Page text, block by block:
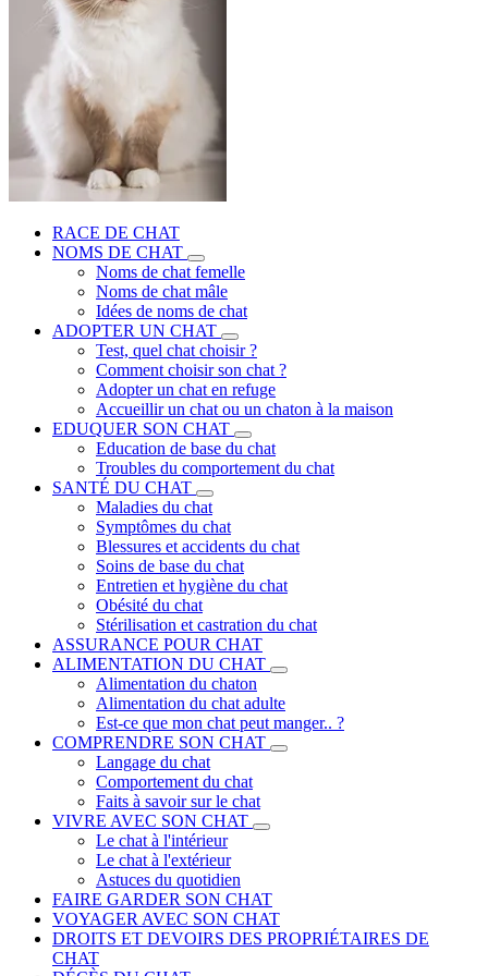
RACE DE CHAT
NOMS DE CHAT
Noms de chat femelle
Noms de chat mâle
Idées de noms de chat
ADOPTER UN CHAT
Test, quel chat choisir ?
Comment choisir son chat ?
Adopter un chat en refuge
Accueillir un chat ou un chaton à la maison
EDUQUER SON CHAT
Education de base du chat
Troubles du comportement du chat
SANTÉ DU CHAT
Maladies du chat
Symptômes du chat
Blessures et accidents du chat
Soins de base du chat
Entretien et hygiène du chat
Obésité du chat
Stérilisation et castration du chat
ASSURANCE POUR CHAT
ALIMENTATION DU CHAT
Alimentation du chaton
Alimentation du chat adulte
Est-ce que mon chat peut manger.. ?
COMPRENDRE SON CHAT
Langage du chat
Comportement du chat
Faits à savoir sur le chat
VIVRE AVEC SON CHAT
Le chat à l'intérieur
Le chat à l'extérieur
Astuces du quotidien
FAIRE GARDER SON CHAT
VOYAGER AVEC SON CHAT
DROITS ET DEVOIRS DES PROPRIÉTAIRES DE
CHAT